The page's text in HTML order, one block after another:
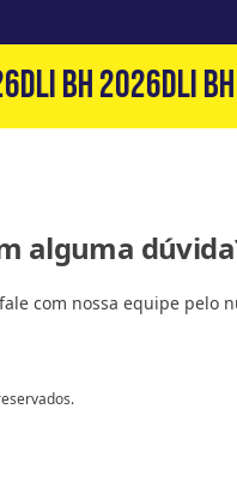
DLI BH 2026DLI
alguma
com nossa equipe pelo